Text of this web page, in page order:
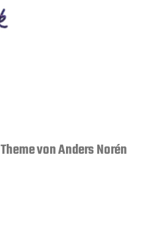
Theme vonAnders Norén